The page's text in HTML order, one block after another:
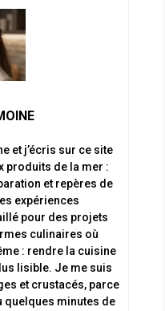
et j’écris sur ce site
produits de la mer :
et repères de
expériences
pour des projets
culinaires où
: rendre la cuisine
lisible. Je me suis
et crustacés, parce
quelques minutes de